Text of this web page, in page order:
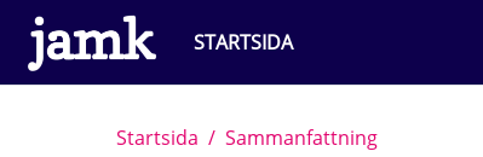
Gå direkt till huvudinnehåll
STARTSIDA
Startsida Sammanfattning